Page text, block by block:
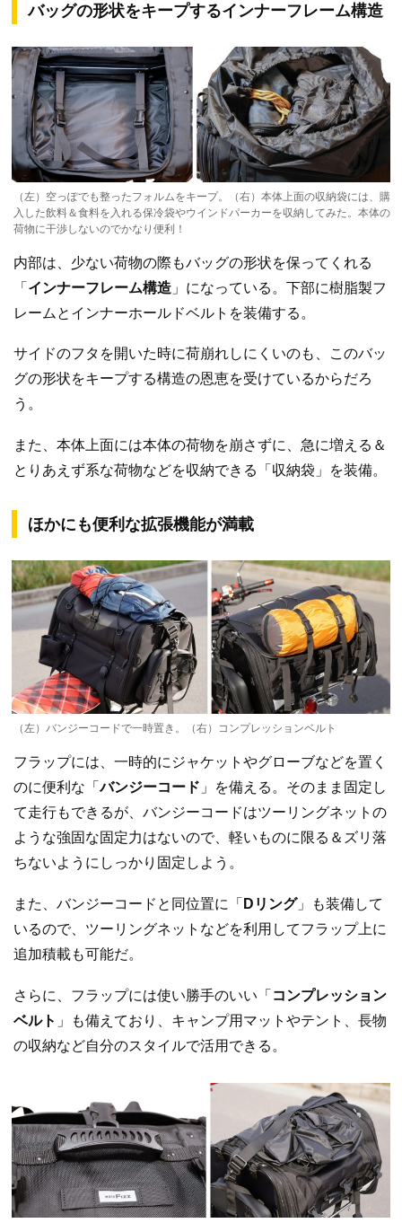
バッグの形状をキープするインナーフレーム構造
（左）空っぽでも整ったフォルムをキープ。（右）本体上面の収納袋には、購
入した飲料＆食料を入れる保冷袋やウインドパーカーを収納してみた。本体の
荷物に干渉しないのでかなり便利！
内部は、少ない荷物の際もバッグの形状を保ってくれる
「 インナーフレーム構造 」になっている。下部に樹脂製フ
レームとインナーホールドベルトを装備する。
サイドのフタを開いた時に荷崩れしにくいのも、このバッ
グの形状をキープする構造の恩恵を受けているからだろ
う。
また、本体上面には本体の荷物を崩さずに、急に増える＆
とりあえず系な荷物などを収納できる「収納袋」を装備。
ほかにも便利な拡張機能が満載
（左）バンジーコードで一時置き。（右）コンプレッションベルト
フラップには、一時的にジャケットやグローブなどを置く
のに便利な「バンジーコード 」を備える。そのまま固定し
て走行もできるが、バンジーコードはツーリングネットの
ような強固な固定力はないので、軽いものに限る＆ズリ落
ちないようにしっかり固定しよう。
また、バンジーコードと同位置に「 Dリング」も装備して
いるので、ツーリングネットなどを利用してフラップ上に
追加積載も可能だ。
さらに、フラップには使い勝手のいい「 コンプレッション
ベルト 」も備えており、キャンプ用マットやテント、長物
の収納など自分のスタイルで活用できる。